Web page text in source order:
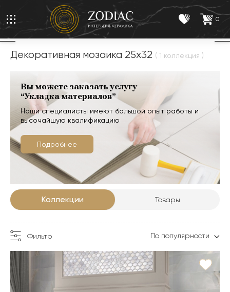
0
Декоративная мозаика 25x32 ( 1 коллекция )
Вы можете заказать услугу
“Укладка материалов”
Наши специалисты имеют большой опыт работы и
высочайшую квалификацию
Подробнее
Коллекции Товары
Фильтр По популярности